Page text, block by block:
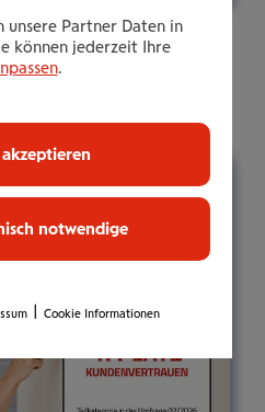
Petek
unsere Partner Daten in
können jederzeit Ihre
.
notwendige
Cookie Informationen